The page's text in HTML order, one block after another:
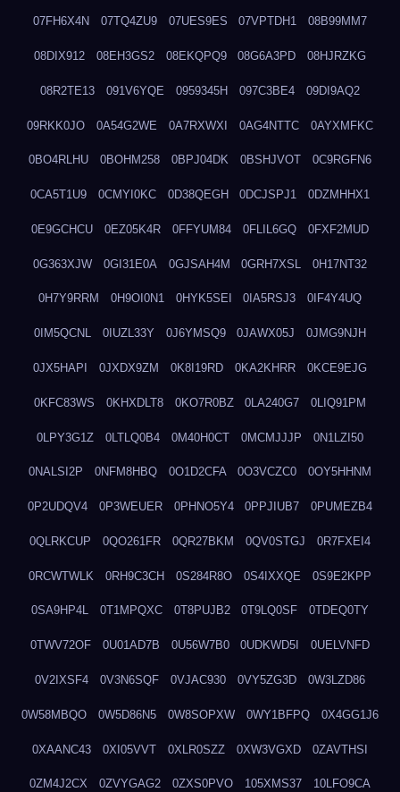
07FH6X4N 07TQ4ZU9 07UES9ES 07VPTDH1 08B99MM7
08DIX912 08EH3GS2 08EKQPQ9 08G6A3PD 08HJRZKG
08R2TE13 091V6YQE 0959345H 097C3BE4 09DI9AQ2
09RKK0JO 0A54G2WE 0A7RXWXI 0AG4NTTC 0AYXMFKC
0BO4RLHU 0BOHM258 0BPJ04DK 0BSHJVOT 0C9RGFN6
0CA5T1U9 0CMYI0KC 0D38QEGH 0DCJSPJ1 0DZMHHX1
0E9GCHCU 0EZ05K4R 0FFYUM84 0FLIL6GQ 0FXF2MUD
0G363XJW 0GI31E0A 0GJSAH4M 0GRH7XSL 0H17NT32
0H7Y9RRM 0H9OI0N1 0HYK5SEI 0IA5RSJ3 0IF4Y4UQ
0IM5QCNL 0IUZL33Y 0J6YMSQ9 0JAWX05J 0JMG9NJH
0JX5HAPI 0JXDX9ZM 0K8I19RD 0KA2KHRR 0KCE9EJG
0KFC83WS 0KHXDLT8 0KO7R0BZ 0LA240G7 0LIQ91PM
0LPY3G1Z 0LTLQ0B4 0M40H0CT 0MCMJJJP 0N1LZI50
0NALSI2P 0NFM8HBQ 0O1D2CFA 0O3VCZC0 0OY5HHNM
0P2UDQV4 0P3WEUER 0PHNO5Y4 0PPJIUB7 0PUMEZB4
0QLRKCUP 0QO261FR 0QR27BKM 0QV0STGJ 0R7FXEI4
0RCWTWLK 0RH9C3CH 0S284R8O 0S4IXXQE 0S9E2KPP
0SA9HP4L 0T1MPQXC 0T8PUJB2 0T9LQ0SF 0TDEQ0TY
0TWV72OF 0U01AD7B 0U56W7B0 0UDKWD5I 0UELVNFD
0V2IXSF4 0V3N6SQF 0VJAC930 0VY5ZG3D 0W3LZD86
0W58MBQO 0W5D86N5 0W8SOPXW 0WY1BFPQ 0X4GG1J6
0XAANC43 0XI05VVT 0XLR0SZZ 0XW3VGXD 0ZAVTHSI
0ZM4J2CX 0ZVYGAG2 0ZXS0PVO 105XMS37 10LFO9CA